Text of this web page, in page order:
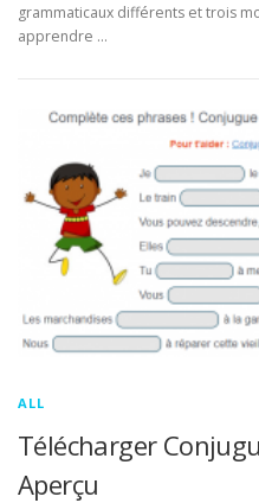
grammaticaux différents et trois
apprendre …
ALL
Télécharger
Aperçu